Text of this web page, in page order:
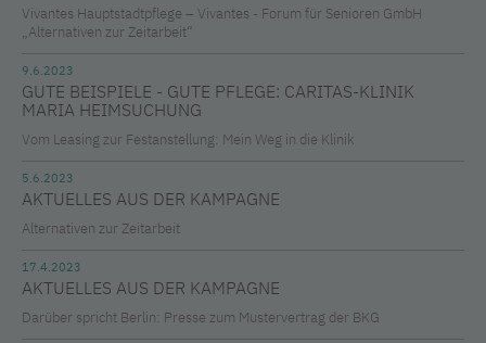
Vivantes Hauptstadtpflege – Vivantes - Forum für Senioren GmbH
„Alternativen zur Zeitarbeit“
9.6.2023
GUTE BEISPIELE - GUTE PFLEGE: CARITAS-KLINIK
MARIA HEIMSUCHUNG
Vom Leasing zur Festanstellung: Mein Weg in die Klinik
5.6.2023
AKTUELLES AUS DER KAMPAGNE
Alternativen zur Zeitarbeit
17.4.2023
AKTUELLES AUS DER KAMPAGNE
Darüber spricht Berlin: Presse zum Mustervertrag der BKG